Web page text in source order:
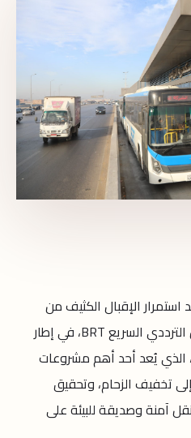
الإقبال الكثيف من
المواطنين على استخدام الأتوبيس الترددي السريع BRT، في إطار
الذي يُعد أحد أهم مشروعات
تخفيف الزحام، وتحقيق
آمنة وصديقة للبيئة على